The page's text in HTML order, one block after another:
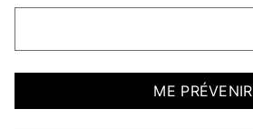
ME PRÉVENIR